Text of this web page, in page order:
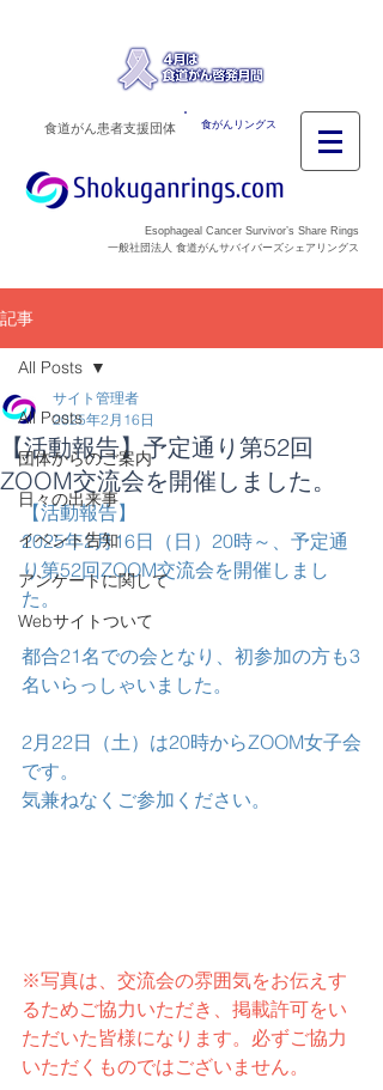
食がんリングス
食道がん患者支援団体
Esophageal Cancer Survivor’s Share Rings
一般社団法人 食道がんサバイバーズシェアリングス
記事
All Posts
団体からのご案内
日々の出来事
イベント告知
アンケートに関して
Webサイトついて
All Posts
【活動報告】予定通り第52回
ZOOM交流会を開催しました。
サイト管理者
2025年2月16日
【活動報告】
2025年2月16日（日）20時～、予定通
り第52回ZOOM交流会を開催しまし
た。
都合21名での会となり、初参加の方も3
名いらっしゃいました。
2月22日（土）は20時からZOOM女子会
です。
気兼ねなくご参加ください。
※写真は、交流会の雰囲気をお伝えす
るためご協力いただき、掲載許可をい
ただいた皆様になります。必ずご協力
いただくものではございません。